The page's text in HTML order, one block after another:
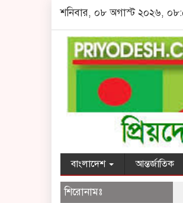
শনিবার, ০৮ অগাস্ট ২০২৬,
বাংলাদেশ আন্তর্জাতিক
শিরোনামঃ